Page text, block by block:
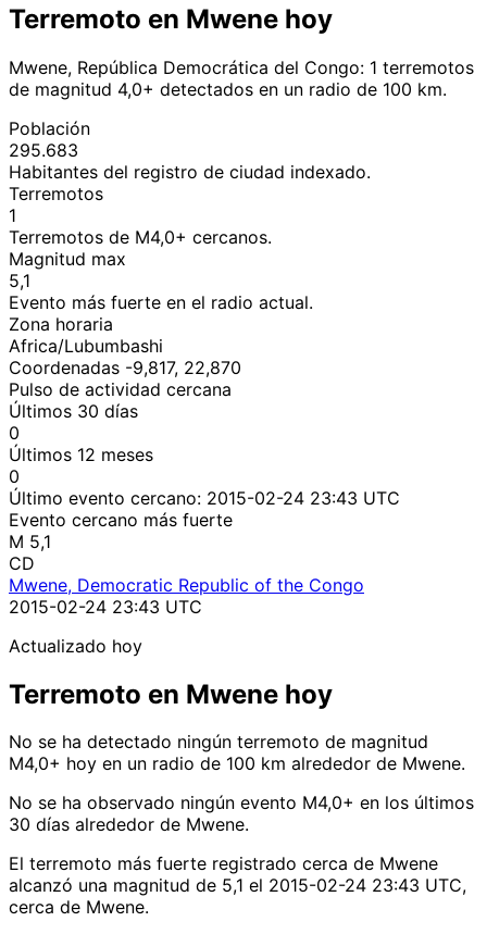
Terremoto en Mwene hoy
Mwene, República Democrática del Congo: 1 terremotos
de magnitud 4,0+ detectados en un radio de 100 km.
Población
295.683
Habitantes del registro de ciudad indexado.
Terremotos
1
Terremotos de M4,0+ cercanos.
Magnitud max
5,1
Evento más fuerte en el radio actual.
Zona horaria
Africa/Lubumbashi
Coordenadas -9,817, 22,870
Pulso de actividad cercana
Últimos 30 días
0
Últimos 12 meses
0
Último evento cercano: 2015-02-24 23:43 UTC
Evento cercano más fuerte
M 5,1
CD
Mwene, Democratic Republic of the Congo
2015-02-24 23:43 UTC
Actualizado hoy
Terremoto en Mwene hoy
No se ha detectado ningún terremoto de magnitud
M4,0+ hoy en un radio de 100 km alrededor de Mwene.
No se ha observado ningún evento M4,0+ en los últimos
30 días alrededor de Mwene.
El terremoto más fuerte registrado cerca de Mwene
alcanzó una magnitud de 5,1 el 2015-02-24 23:43 UTC,
cerca de Mwene.